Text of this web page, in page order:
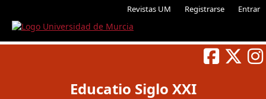
Revistas UM Registrarse Entrar
Educatio Siglo XXI